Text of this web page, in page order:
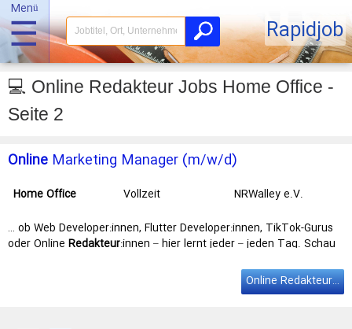
Menü
☰ Rapidjob
💻 Online Redakteur Jobs Home Office -
Seite 2
Online Marketing Manager (m/w/d)
HomeOffice Vollzeit
NRWalley e.V.
… ob Web Developer:innen, Flutter Developer:innen, TikTok-Gurus
oder Online Redakteur:innen – hier lernt jeder – jeden Tag. Schau
implementierst als Hauptverantwortliche:r für unserOnline
Marketing neue Prozesse und baust Strukturen auf, um den Weg
Online Redakteur Jobs Home